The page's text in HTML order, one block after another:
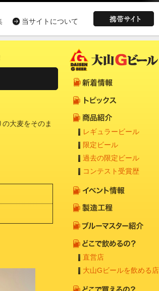
当サイトについて
の大麦をそのま
レギュラービール
限定ビール
過去の限定ビール
コンテスト受賞歴
直営店
大山Gビールを飲める店